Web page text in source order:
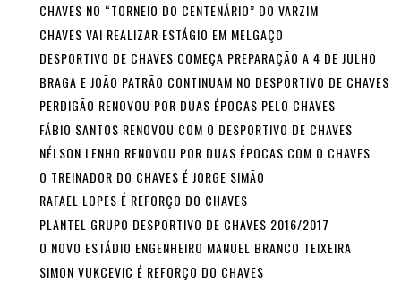
CHAVES NO “TORNEIO DO CENTENÁRIO” DO VARZIM
CHAVES VAI REALIZAR ESTÁGIO EM MELGAÇO
DESPORTIVO DE CHAVES COMEÇA PREPARAÇÃO A 4 DE JULHO
BRAGA E JOÃO PATRÃO CONTINUAM NO DESPORTIVO DE CHAVES
PERDIGÃO RENOVOU POR DUAS ÉPOCAS PELO CHAVES
FÁBIO SANTOS RENOVOU COM O DESPORTIVO DE CHAVES
NÉLSON LENHO RENOVOU POR DUAS ÉPOCAS COM O CHAVES
O TREINADOR DO CHAVES É JORGE SIMÃO
RAFAEL LOPES É REFORÇO DO CHAVES
PLANTEL GRUPO DESPORTIVO DE CHAVES 2016/2017
O NOVO ESTÁDIO ENGENHEIRO MANUEL BRANCO TEIXEIRA
SIMON VUKCEVIC É REFORÇO DO CHAVES